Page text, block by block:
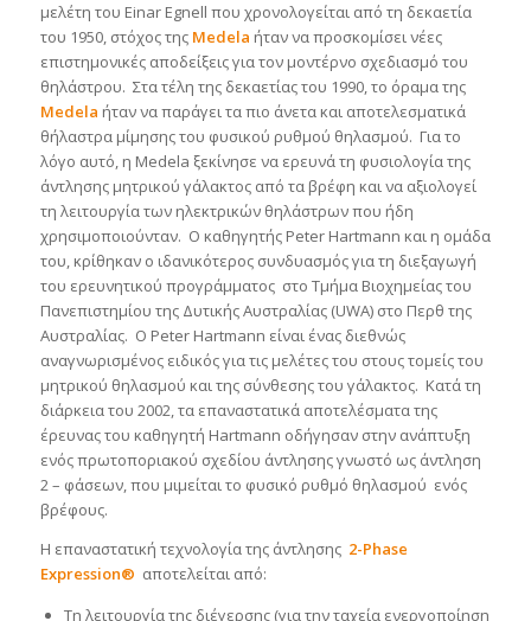
μελέτη του Einar Egnell που χρονολογείται από τη δεκαετία
του 1950, στόχος της Medela ήταν να προσκομίσει νέες
επιστημονικές αποδείξεις για τον μοντέρνο σχεδιασμό του
θηλάστρου. Στα τέλη της δεκαετίας του 1990, το όραμα της
Medela ήταν να παράγει τα πιο άνετα και αποτελεσματικά
θήλαστρα μίμησης του φυσικού ρυθμού θηλασμού. Για το
λόγο αυτό, η Medela ξεκίνησε να ερευνά τη φυσιολογία της
άντλησης μητρικού γάλακτος από τα βρέφη και να αξιολογεί
τη λειτουργία των ηλεκτρικών θηλάστρων που ήδη
χρησιμοποιούνταν. Ο καθηγητής Peter Hartmann και η ομάδα
του, κρίθηκαν ο ιδανικότερος συνδυασμός για τη διεξαγωγή
του ερευνητικού προγράμματος στο Τμήμα Βιοχημείας του
Πανεπιστημίου της Δυτικής Αυστραλίας (UWA) στο Περθ της
Αυστραλίας. Ο Peter Hartmann είναι ένας διεθνώς
αναγνωρισμένος ειδικός για τις μελέτες του στους τομείς του
μητρικού θηλασμού και της σύνθεσης του γάλακτος. Κατά τη
διάρκεια του 2002, τα επαναστατικά αποτελέσματα της
έρευνας του καθηγητή Hartmann οδήγησαν στην ανάπτυξη
ενός πρωτοποριακού σχεδίου άντλησης γνωστό ως άντληση
2 – φάσεων, που μιμείται το φυσικό ρυθμό θηλασμού ενός
βρέφους.
Η επαναστατική τεχνολογία της άντλησης 2-Phase
Expression® αποτελείται από:
Τη λειτουργία της διέγερσης (για την ταχεία ενεργοποίηση